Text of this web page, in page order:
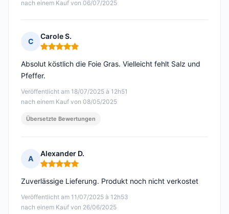
nach einem Kauf von 06/07/2025
C
Carole S.
Hinweis: 5 von 5
Veröffentlicht am 18/07/2025 à 12h51
nach einem Kauf von 08/05/2025
Absolut köstlich die Foie Gras. Vielleicht fehlt Salz und
Pfeffer.
Übersetzte Bewertungen
A
Alexander D.
Hinweis: 5 von 5
Veröffentlicht am 11/07/2025 à 12h53
nach einem Kauf von 26/06/2025
Zuverlässige Lieferung. Produkt noch nicht verkostet